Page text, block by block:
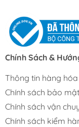
Chính Sách &
Thông tin hàng hóa
Chính sách bảo
Chính sách vận
Chính sách kiểm